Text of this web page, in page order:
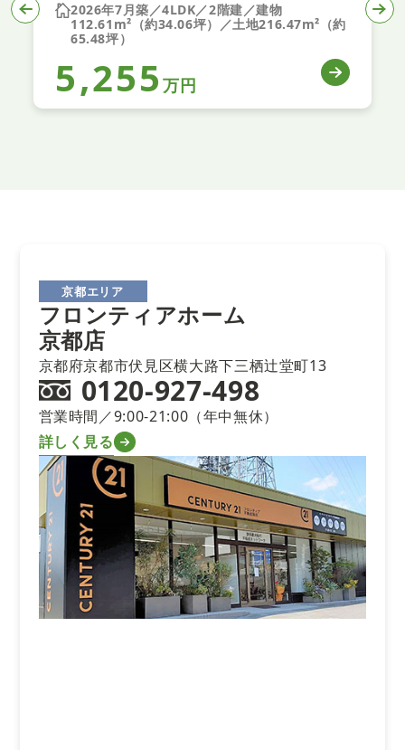
2026年7月築／4LDK／2階建／建物
112.61m²（約34.06坪）／土地216.47m²（約
65.48坪）
5,255万円
京都エリア
フロンティアホーム
京都店
京都府京都市伏見区横大路下三栖辻堂町13
0120-927-498
営業時間／9:00-21:00（年中無休）
詳しく見る